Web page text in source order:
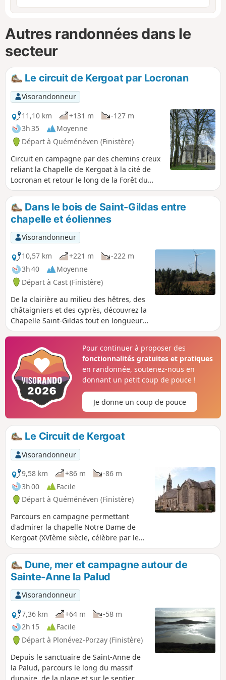
Autres randonnées dans le
secteur
Le circuit de Kergoat par Locronan
Visorandonneur
11,10 km
+131 m
-127 m
3h 35
Moyenne
Départ à Quéménéven (Finistère)
Circuit en campagne par des chemins creux
reliant la Chapelle de Kergoat à la cité de
Locronan et retour le long de la Forêt du
Duc.
Dans le bois de Saint-Gildas entre
chapelle et éoliennes
Visorandonneur
10,57 km
+221 m
-222 m
3h 40
Moyenne
Départ à Cast (Finistère)
De la clairière au milieu des hêtres, des
châtaigniers et des cyprès, découvrez la
Chapelle Saint-Gildas tout en longueur
puis, un peu plus bas, sa fontaine
bois de Saint-Gildas qui domine la
vallée de Châteaulin. Poursuivez dans
cette zone où sont implantées de
nombreuses éoliennes.La longue
montée par l'ancienne voie romaine
Châteaulin-Quimper vous fera peut-être
hauteurs dénudées de Ménez Quelc'h.
En cours de revision
Pour continuer à proposer des
fonctionnalités gratuites et pratiques
en randonnée, soutenez-nous en
donnant un petit coup de pouce !
Je donne un coup de pouce
Le Circuit de Kergoat
Visorandonneur
9,58 km
+86 m
-86 m
3h 00
Facile
Départ à Quéménéven (Finistère)
Parcours en campagne permettant
d'admirer la chapelle Notre Dame de
Kergoat (XVIème siècle, célèbre par le
tableau de Jules Breton "le pardon de
Kergoat" 1891 présenté au Musée des
Beaux-Arts de Quimper. Passage par la
fontaine et la lisière de la Forêt du Duc.
Dune, mer et campagne autour de
Sainte-Anne la Palud
Visorandonneur
7,36 km
+64 m
-58 m
2h 15
Facile
Départ à Plonévez-Porzay (Finistère)
Depuis le sanctuaire de Saint-Anne de
la Palud, parcours le long du massif